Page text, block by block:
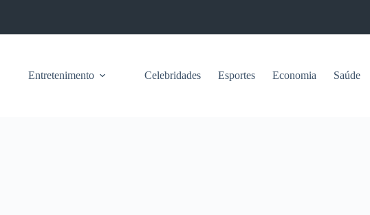
Entretenimento Celebridades Esportes Economia Saúde